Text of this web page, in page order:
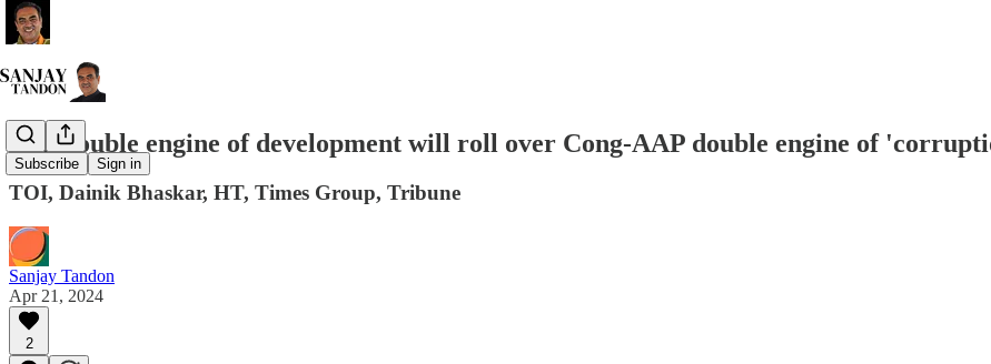
Subscribe Sign in
BJP double engine of development will roll over Cong-AAP double engine of
TOI, Dainik Bhaskar, HT, Times Group, Tribune
Sanjay Tandon
Apr 21, 2024
2